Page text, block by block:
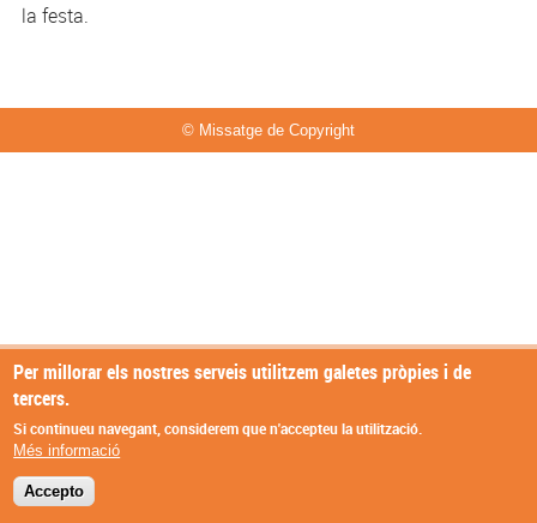
la festa.
© Missatge de Copyright
Per millorar els nostres serveis utilitzem galetes pròpies i de
tercers.
Si continueu navegant, considerem que n'accepteu la utilització.
Més informació
Accepto